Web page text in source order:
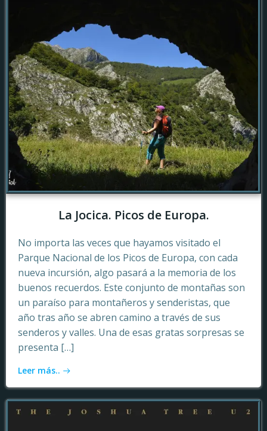
La Jocica. Picos de Europa.
No importa las veces que hayamos visitado el
Parque Nacional de los Picos de Europa, con cada
nueva incursión, algo pasará a la memoria de los
buenos recuerdos. Este conjunto de montañas son
un paraíso para montañeros y senderistas, que
año tras año se abren camino a través de sus
senderos y valles. Una de esas gratas sorpresas se
presenta […]
Leer más..